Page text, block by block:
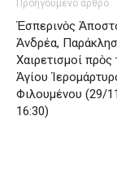
Προηγούμενο άρθρο
Ἑσπερινὸς
Ἀνδρέα,
Χαιρετισμοί πρὸς
Ἁγίου
Φιλουμένου (29/
16:30)